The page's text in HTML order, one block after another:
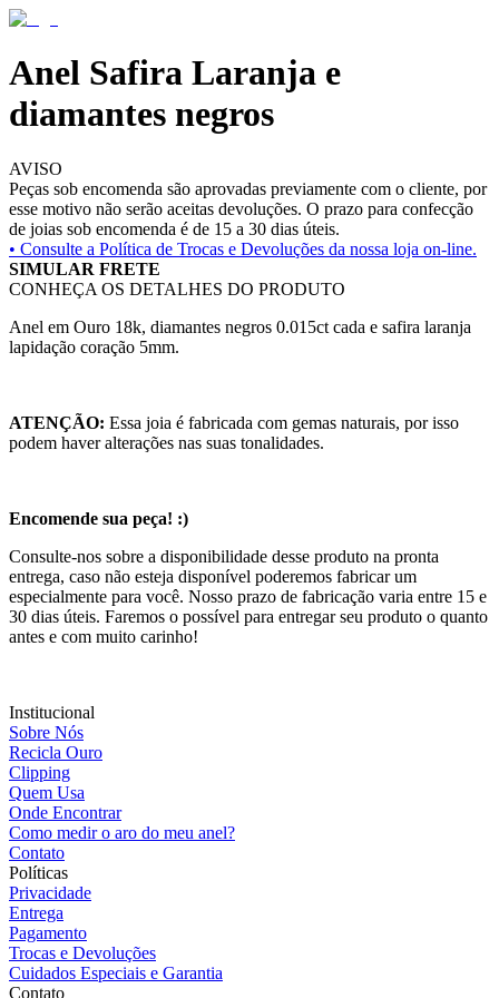
Anel Safira Laranja e
diamantes negros
AVISO
Peças sob encomenda são aprovadas previamente com o cliente, por
esse motivo não serão aceitas devoluções. O prazo para confecção
de joias sob encomenda é de 15 a 30 dias úteis.
• Consulte a Política de Trocas e Devoluções da nossa loja on-line.
SIMULAR FRETE
CONHEÇA OS DETALHES DO PRODUTO
Anel em Ouro 18k, diamantes negros 0.015ct cada e safira laranja
lapidação coração 5mm.
ATENÇÃO: Essa joia é fabricada com gemas naturais, por isso
podem haver alterações nas suas tonalidades.
Encomende sua peça! :)
Consulte-nos sobre a disponibilidade desse produto na pronta
entrega, caso não esteja disponível poderemos fabricar um
especialmente para você. Nosso prazo de fabricação varia entre 15 e
30 dias úteis. Faremos o possível para entregar seu produto o quanto
antes e com muito carinho!
Institucional
Sobre Nós
Recicla Ouro
Clipping
Quem Usa
Onde Encontrar
Como medir o aro do meu anel?
Contato
Políticas
Privacidade
Entrega
Pagamento
Trocas e Devoluções
Cuidados Especiais e Garantia
Contato